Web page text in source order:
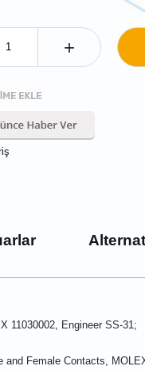
+
11030002, Engineer SS-31;
Female Contacts,